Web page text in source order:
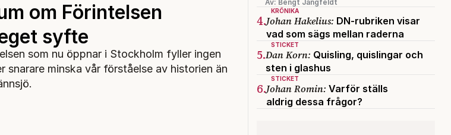
om Förintelsen
syfte
som nu öppnar i Stockholm fyller ingen
minska vår förståelse av historien än
Av: Bengt Jangfeldt
KRÖNIKA
4.Johan Hakelius: DN-rubriken visar
vad som sägs mellan raderna
STICKET
5.Dan Korn: Quisling, quislingar och
sten i glashus
STICKET
6.Johan Romin: Varför ställs
aldrig dessa frågor?